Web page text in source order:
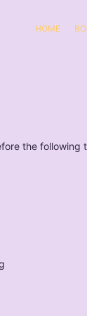
HOME
the following